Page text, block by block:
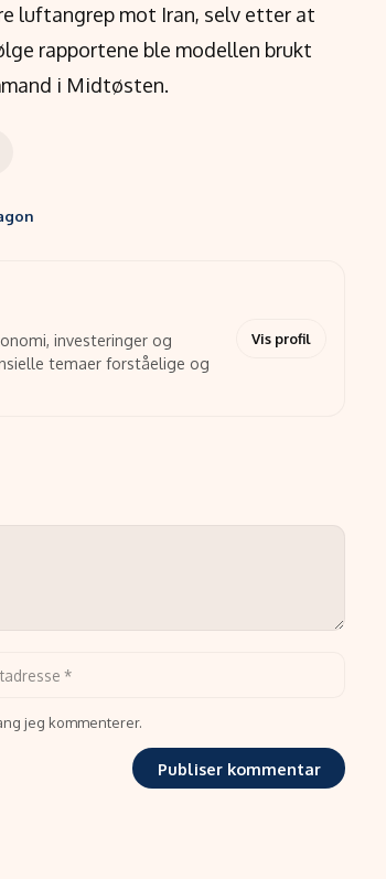
luftangrep mot Iran, selv etter at
rapportene ble modellen brukt
i Midtøsten.
investeringer og
temaer forståelige og
Vis profil
jeg kommenterer.